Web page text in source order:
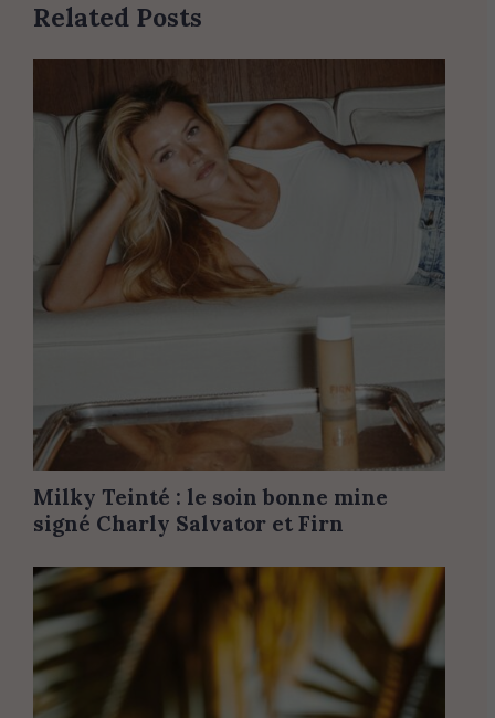
Related Posts
Milky Teinté : le soin bonne mine
signé Charly Salvator et Firn